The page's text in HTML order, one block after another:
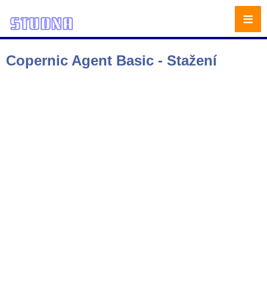
Copernic Agent Basic - Stažení
≡